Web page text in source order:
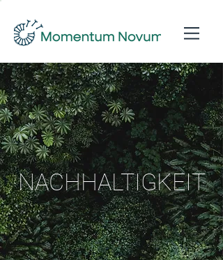
NACHHALTIGKEIT